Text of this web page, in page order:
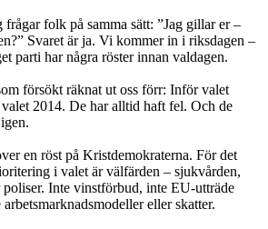
folk på samma sätt: ”Jag gillar er –
Svaret är ja. Vi kommer in i riksdagen –
parti har några röster innan valdagen.
försökt räknat ut oss förr: Inför valet
2014. De har alltid haft fel. Och de
en röst på Kristdemokraterna. För det
i valet är välfärden – sjukvården,
Inte vinstförbud, inte EU-utträde
eller skatter.